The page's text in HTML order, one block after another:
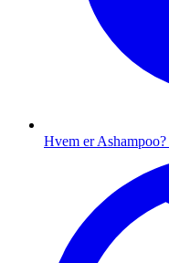
Hvem er Ashampoo?